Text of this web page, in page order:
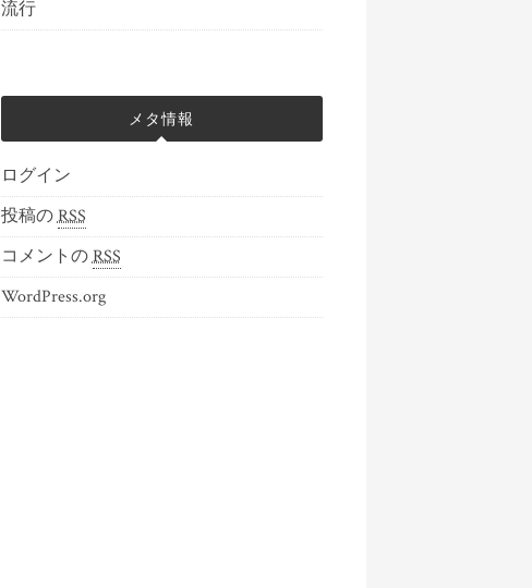
流行
メタ情報
ログイン
投稿のRSS
コメントのRSS
WordPress.org